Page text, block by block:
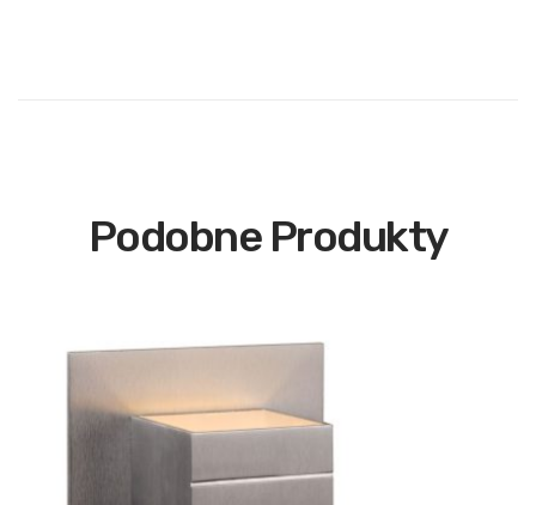
Podobne Produkty